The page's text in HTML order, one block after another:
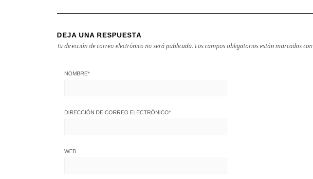
DEJA UNA RESPUESTA
Tu dirección de correo electrónico no será publicada. Los campos obligatorios están marcados con
NOMBRE*
DIRECCIÓN DE CORREO ELECTRÓNICO*
WEB